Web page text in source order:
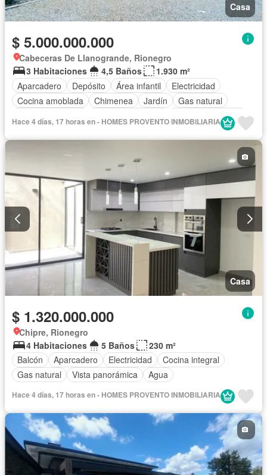
Casa
$ 5.000.000.000
Cabeceras De Llanogrande, Rionegro
3 Habitaciones
4,5 Baños
1.930 m²
Aparcadero
Depósito Área infantil
Electricidad
Cocina amoblada
Chimenea Jardín
Gas natural
Cuarto de servicio
Hace 4 días, 17 horas en - HOMES PROVENTO INMOBILIARIA
Casa
$ 1.320.000.000
Chipre, Rionegro
4 Habitaciones
5 Baños
230 m²
Balcón
Aparcadero Electricidad
Cocina integral
Gas natural
Vista panorámica Agua
Hace 4 días, 17 horas en - HOMES PROVENTO INMOBILIARIA